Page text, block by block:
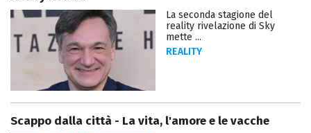
La seconda stagione del
reality rivelazione di Sky
mette ...
REALITY
Scappo dalla città - La vita, l'amore e le vacche